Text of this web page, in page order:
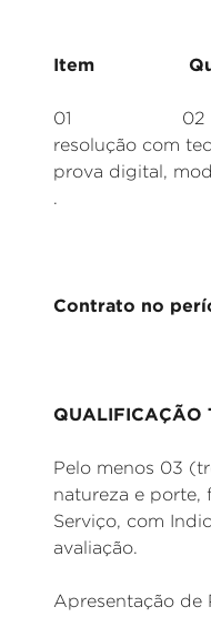
Item
01 02
resolução com
prova digital,
.
Contrato no
QUALIFICAÇÃO
Pelo menos 03
natureza e porte,
Serviço, com
avaliação.
Apresentação de